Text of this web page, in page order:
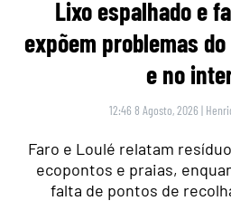
Lixo espalhado e
expõem problemas
e no
12:46 8 Agosto, 2026 |
Faro e Loulé relatam
ecopontos e praias,
falta de pontos de